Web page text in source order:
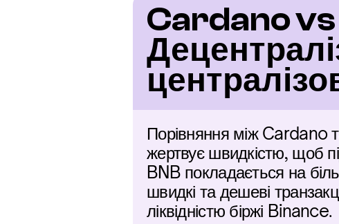
Cardano
Порівняння між Cardano
жертвує швидкістю, щоб
BNB покладається на
швидкі та дешеві
ліквідністю біржі Binance.